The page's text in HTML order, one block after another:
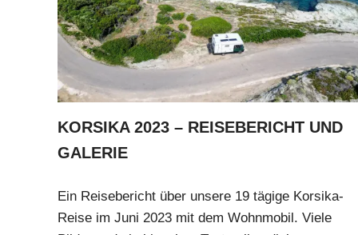
KORSIKA 2023 – REISEBERICHT UND
GALERIE
Ein Reisebericht über unsere 19 tägige Korsika-
Reise im Juni 2023 mit dem Wohnmobil. Viele